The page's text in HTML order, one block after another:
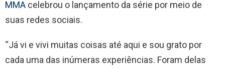
MMA celebrou o lançamento da série por meio de
suas redes sociais.
“Já vi e vivi muitas coisas até aqui e sou grato por
cada uma das inúmeras experiências. Foram delas